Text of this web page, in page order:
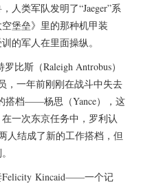
人类军队发明了“Jaeger”系
堡垒》里的那种机甲装
的军人在里面操纵。
比斯（Raleigh Antrobus）
，一年前刚刚在战斗中失去
搭档——杨思（Yance），这
一次东京任务中，罗利认
人结成了新的工作搭档，但
Felicity Kincaid——一个记